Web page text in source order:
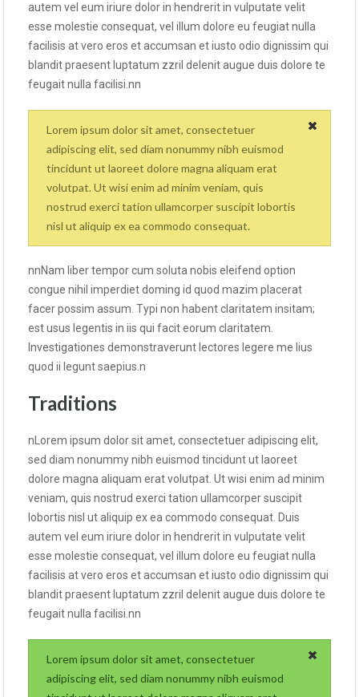
autem vel eum iriure dolor in hendrerit in vulputate velit
esse molestie consequat, vel illum dolore eu feugiat nulla
facilisis at vero eros et accumsan et iusto odio dignissim qui
blandit praesent luptatum zzril delenit augue duis dolore te
feugait nulla facilisi.nn
Lorem ipsum dolor sit amet, consectetuer
adipiscing elit, sed diam nonummy nibh euismod
tincidunt ut laoreet dolore magna aliquam erat
volutpat. Ut wisi enim ad minim veniam, quis
nostrud exerci tation ullamcorper suscipit lobortis
nisl ut aliquip ex ea commodo consequat.
nnNam liber tempor cum soluta nobis eleifend option
congue nihil imperdiet doming id quod mazim placerat
facer possim assum. Typi non habent claritatem insitam;
est usus legentis in iis qui facit eorum claritatem.
Investigationes demonstraverunt lectores legere me lius
quod ii legunt saepius.n
Traditions
nLorem ipsum dolor sit amet, consectetuer adipiscing elit,
sed diam nonummy nibh euismod tincidunt ut laoreet
dolore magna aliquam erat volutpat. Ut wisi enim ad minim
veniam, quis nostrud exerci tation ullamcorper suscipit
lobortis nisl ut aliquip ex ea commodo consequat. Duis
autem vel eum iriure dolor in hendrerit in vulputate velit
esse molestie consequat, vel illum dolore eu feugiat nulla
facilisis at vero eros et accumsan et iusto odio dignissim qui
blandit praesent luptatum zzril delenit augue duis dolore te
feugait nulla facilisi.nn
Lorem ipsum dolor sit amet, consectetuer
adipiscing elit, sed diam nonummy nibh euismod